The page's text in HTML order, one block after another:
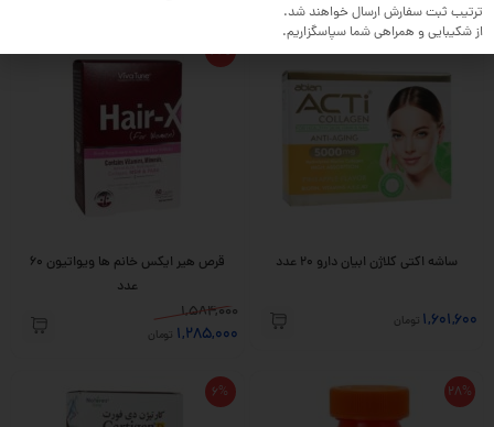
ساشه اکتی کلاژن ابیان دارو 20 عدد
1,601,600 تومان
19%
قرص هیر ایکس خانم ها ویواتیون 60
عدد
1,584,000
1,285,000 تومان
28%
6%
ترتیب ثبت سفارش ارسال خواهند شد.
از شکیبایی و همراهی شما سپاسگزاریم.